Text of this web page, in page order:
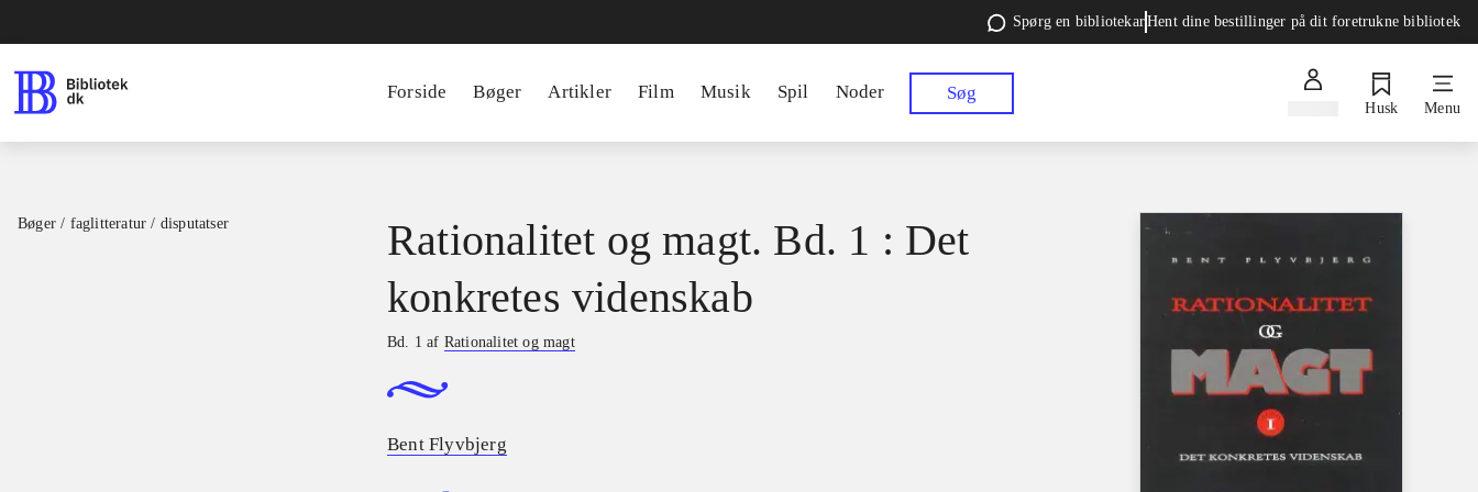
Spørg en bibliotekarHent dine bestillinger på dit foretrukne bibliotek
Forside Bøger Artikler Film Musik Spil Noder Søg
Husk Menu
Bøger / faglitteratur / disputatser
Rationalitet og magt. Bd. 1 : Det
konkretes videnskab
Bd. 1 af Rationalitet og magt
Bent Flyvbjerg